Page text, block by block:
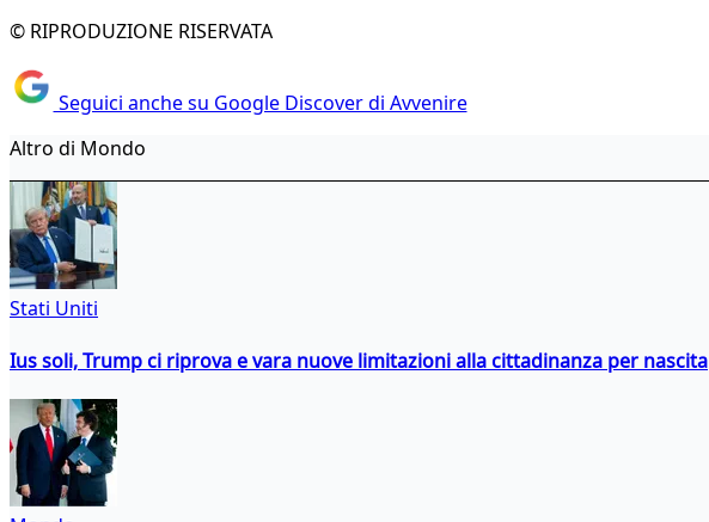
© RIPRODUZIONE RISERVATA
Seguici anche su Google Discover di Avvenire
Altro di Mondo
Stati Uniti
Ius soli, Trump ci riprova e vara nuove limitazioni alla cittadinanza per nascita